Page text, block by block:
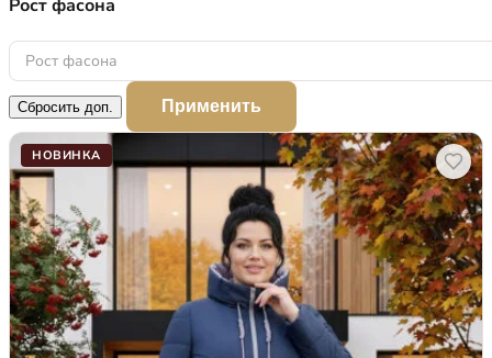
Рост фасона
Рост фасона
Сбросить доп. Применить
НОВИНКА